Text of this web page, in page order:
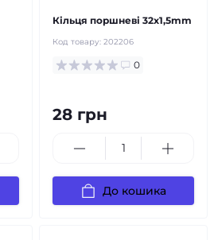
Кільця поршневі 32x1,5mm
Код товару: 202206
0
28 грн
До кошика